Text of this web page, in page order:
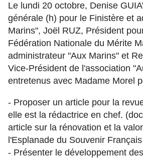
Le lundi 20 octobre, Denise
générale (h) pour le Finistère et
Marins", Joël RUZ, Président
Fédération Nationale du Mérite
administrateur "Aux Marins" et
Vice-Président de l'association
entretenus avec Madame Morel
- Proposer un article pour la
elle est la rédactrice en chef.
article sur la rénovation et la
l'Esplanade du Souvenir
- Présenter le développement